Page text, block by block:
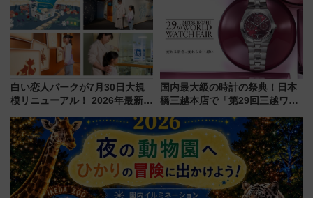
してみない？
白い恋人パークが7月30日大規
模リニューアル！ 2026年最新の
と料金・アクセスを徹底解説
（札幌市）
国内最大級の時計の祭典！日本
橋三越本店で「第29回三越ワー
【2026年8月5日～25日】